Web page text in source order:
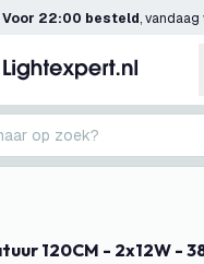
Voor 22:00 besteld,
op zoek?